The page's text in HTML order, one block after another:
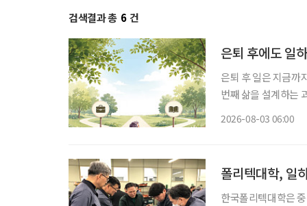
검색결과 총 6 건
은퇴 후에도 일
은퇴 후 일은 지금까
번째 삶을 설계하는 과정이다. 은퇴를 앞뒀거나 회사를 나온 뒤
2026-08-03 06:00
폴리텍대학, 일
한국폴리텍대학은